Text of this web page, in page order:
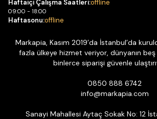
Haftaiçi Çalışma Saatleri:offline
09:00 - 18:00
Haftasonu:offline
Markapia, Kasım 2019’da İstanbul’da
fazla ülkeye hizmet veriyor, dünyanın beş
binlerce siparişi güvenle
0850 888 6742
info@markapia.com
Sanayi Mahallesi Aytaç Sokak No: 12